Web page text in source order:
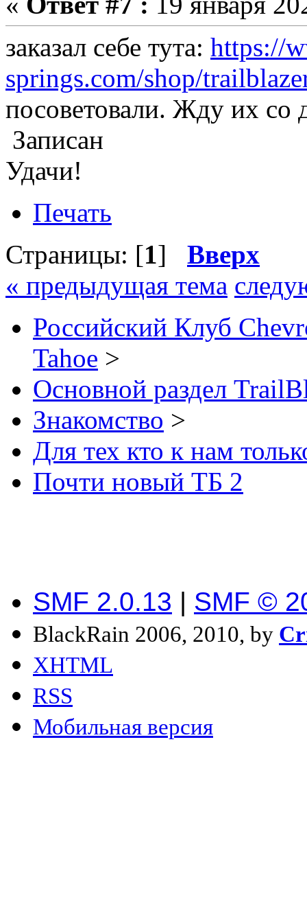
заказал себе тута: https://
springs.com/shop/
посоветовали. Жду их со
Записан
Удачи!
Печать
Страницы: [1] Вверх
« предыдущая тема
Российский Клуб
Tahoe >
Основной раздел
Знакомство >
Для тех кто к нам
Почти новый ТБ 2
SMF 2.0.13 | SMF ©
BlackRain 2006, 2010, by
XHTML
RSS
Мобильная версия